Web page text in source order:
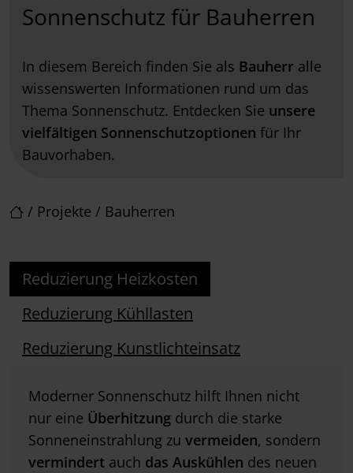
/ Projekte / Bauherren
Sonnenschutz für Bauherren
In diesem Bereich finden Sie als Bauherr alle
wissenswerten Informationen rund um das
Thema Sonnenschutz. Entdecken Sie unsere
vielfältigen Sonnenschutzoptionen für Ihr
Bauvorhaben.
Reduzierung Heizkosten
Reduzierung Kühllasten
Reduzierung Kunstlichteinsatz
Moderner Sonnenschutz hilft Ihnen nicht
nur eine Überhitzung durch die starke
Sonneneinstrahlung zu vermeiden, sondern
vermindert auch das Auskühlen des neuen